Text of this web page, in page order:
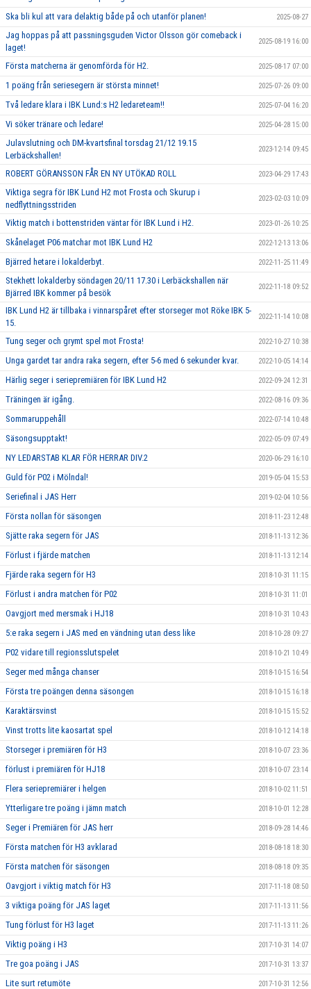
Ska bli kul att vara delaktig både på och utanför planen! 2025-08-27
Jag hoppas på att passningsguden Victor Olsson gör comeback i
laget!
2025-08-19 16:00
Första matcherna är genomförda för H2. 2025-08-17 07:00
1 poäng från seriesegern är största minnet! 2025-07-26 09:00
Två ledare klara i IBK Lund:s H2 ledareteam!! 2025-07-04 16:20
Vi söker tränare och ledare! 2025-04-28 15:00
Julavslutning och DM-kvartsfinal torsdag 21/12 19.15
Lerbäckshallen!
2023-12-14 09:45
ROBERT GÖRANSSON FÅR EN NY UTÖKAD ROLL 2023-04-29 17:43
Viktiga segra för IBK Lund H2 mot Frosta och Skurup i
nedflyttningsstriden
2023-02-03 10:09
Viktig match i bottenstriden väntar för IBK Lund i H2. 2023-01-26 10:25
Skånelaget P06 matchar mot IBK Lund H2 2022-12-13 13:06
Bjärred hetare i lokalderbyt. 2022-11-25 11:49
Stekhett lokalderby söndagen 20/11 17.30 i Lerbäckshallen när
Bjärred IBK kommer på besök
2022-11-18 09:52
IBK Lund H2 är tillbaka i vinnarspåret efter storseger mot Röke IBK 5-
15.
2022-11-14 10:08
Tung seger och grymt spel mot Frosta! 2022-10-27 10:38
Unga gardet tar andra raka segern, efter 5-6 med 6 sekunder kvar. 2022-10-05 14:14
Härlig seger i seriepremiären för IBK Lund H2 2022-09-24 12:31
Träningen är igång. 2022-08-16 09:36
Sommaruppehåll 2022-07-14 10:48
Säsongsupptakt! 2022-05-09 07:49
NY LEDARSTAB KLAR FÖR HERRAR DIV.2 2020-06-29 16:10
Guld för P02 i Mölndal! 2019-05-04 15:53
Seriefinal i JAS Herr 2019-02-04 10:56
Första nollan för säsongen 2018-11-23 12:48
Sjätte raka segern för JAS 2018-11-13 12:36
Förlust i fjärde matchen 2018-11-13 12:14
Fjärde raka segern för H3 2018-10-31 11:15
Förlust i andra matchen för P02 2018-10-31 11:01
Oavgjort med mersmak i HJ18 2018-10-31 10:43
5:e raka segern i JAS med en vändning utan dess like 2018-10-28 09:27
P02 vidare till regionsslutspelet 2018-10-21 10:49
Seger med många chanser 2018-10-15 16:54
Första tre poängen denna säsongen 2018-10-15 16:18
Karaktärsvinst 2018-10-15 15:52
Vinst trotts lite kaosartat spel 2018-10-12 14:18
Storseger i premiären för H3 2018-10-07 23:36
förlust i premiären för HJ18 2018-10-07 23:14
Flera seriepremiärer i helgen 2018-10-02 11:51
Ytterligare tre poäng i jämn match 2018-10-01 12:28
Seger i Premiären för JAS herr 2018-09-28 14:46
Första matchen för H3 avklarad 2018-08-18 18:30
Första matchen för säsongen 2018-08-18 09:35
Oavgjort i viktig match för H3 2017-11-18 08:50
3 viktiga poäng för JAS laget 2017-11-13 11:56
Tung förlust för H3 laget 2017-11-13 11:26
Viktig poäng i H3 2017-10-31 14:07
Tre goa poäng i JAS 2017-10-31 13:37
Lite surt retumöte 2017-10-31 12:56